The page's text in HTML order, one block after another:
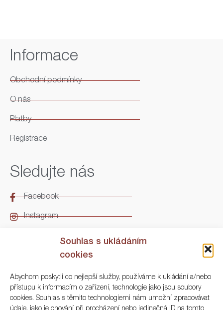
Souhlas s ukládáním
cookies
Abychom poskytli co nejlepší služby, používáme k ukládání a/nebo
přístupu k informacím o zařízení, technologie jako jsou soubory
cookies. Souhlas s těmito technologiemi nám umožní zpracovávat
Informace
Obchodní podmínky
O nás
Platby
Registrace
Sledujte nás
Facebook
Instagram
Kontakt
ARGO Numismatika